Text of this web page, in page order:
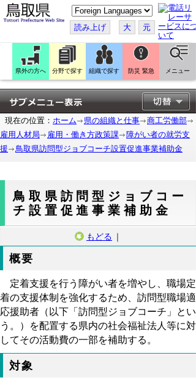
こ
の
ペ
ー
ジ
翻
訳
す
る
読み上げ 大 元
県外の方へ 分野で探す 組織で探す 防災 緊急 メニュー
現在の位置： ホーム 県の組織と仕事
商工労働部
雇用人材局
雇用・働き方政策課
障がい者の就労支
援
鳥取県訪問型ジョブコーチ設置促進事業補助金
鳥取県訪問型ジョブコー
チ設置促進事業補助金
もどる ｜
概要
定着支援を行う障がい者を増やし、職場定
着の支援体制を強化するため、訪問型職場適
応援助者（以下「 訪問型ジョブコーチ」とい
う。）を配置する県内の社会福祉法人等に対
してその活動費の一部を補助する。
対象